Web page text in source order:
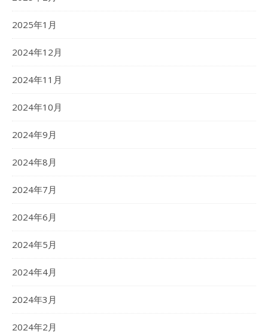
2025年1月
2024年12月
2024年11月
2024年10月
2024年9月
2024年8月
2024年7月
2024年6月
2024年5月
2024年4月
2024年3月
2024年2月